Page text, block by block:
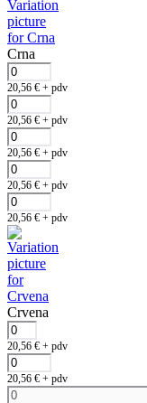
Crna
20,56 € + pdv
20,56 € + pdv
20,56 € + pdv
20,56 € + pdv
20,56 € + pdv
Crvena
20,56 € + pdv
20,56 € + pdv